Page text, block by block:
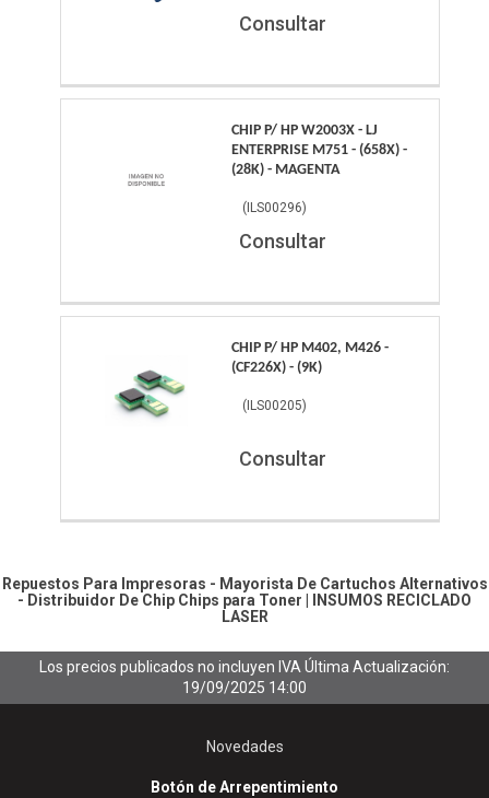
Consultar
CHIP P/ HP W2003X - LJ
ENTERPRISE M751 - (658X) -
(28K) - MAGENTA
( ILS00296)
Consultar
CHIP P/ HP M402, M426 -
(CF226X) - (9K)
( ILS00205)
Consultar
Repuestos Para Impresoras - Mayorista De Cartuchos Alternativos
- Distribuidor De Chip Chips para Toner
INSUMOS RECICLADO
LASER
Los precios publicados no incluyen IVAÚltima Actualización:
19/09/2025 14:00
Novedades
Botón de Arrepentimiento